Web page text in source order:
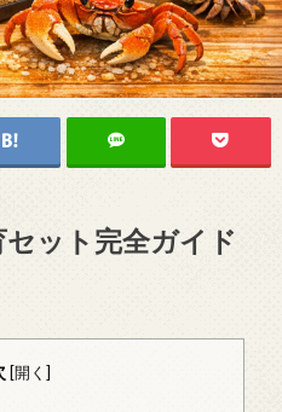
ット完全ガイド
[開く]